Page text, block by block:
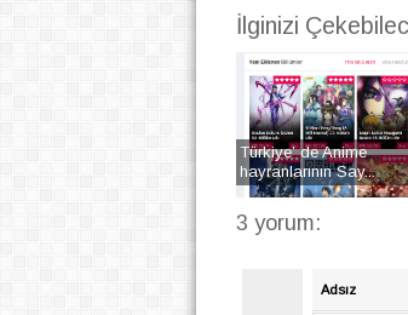
İlginizi
Türkiye’ de Anime
hayranlarının Say...
3 yorum:
Adsız